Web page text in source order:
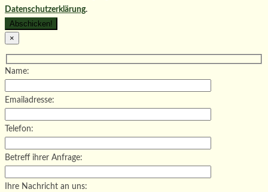
Datenschutzerklärung.
×
Name:
Emailadresse:
Telefon:
Betreff ihrer Anfrage:
Ihre Nachricht an uns: